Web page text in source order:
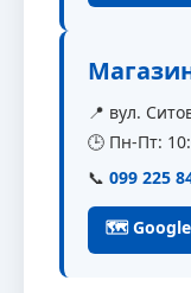
📍 вул.
🕒 Пн-Пт:
📞 099 225
🗺 Google